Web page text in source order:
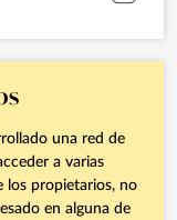
una red de
a varias
los propietarios, no
en alguna de